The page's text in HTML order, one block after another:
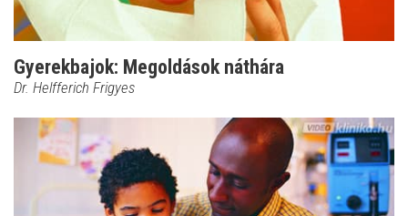
Gyerekbajok: Megoldások náthára
Dr. Helfferich Frigyes